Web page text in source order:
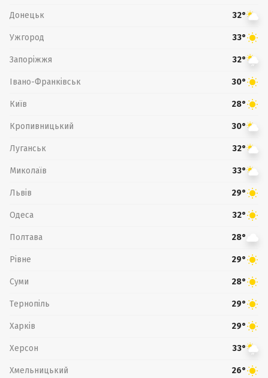
Донецьк 32°
Ужгород 33°
Запоріжжя 32°
Івано-Франківськ 30°
Київ 28°
Кропивницький 30°
Луганськ 32°
Миколаїв 33°
Львів 29°
Одеса 32°
Полтава 28°
Рівне 29°
Суми 28°
Тернопіль 29°
Харків 29°
Херсон 33°
Хмельницький 26°